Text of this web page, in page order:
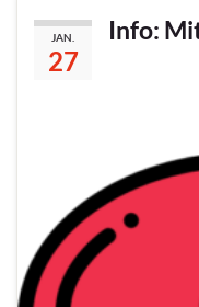
JAN.
27
Info: